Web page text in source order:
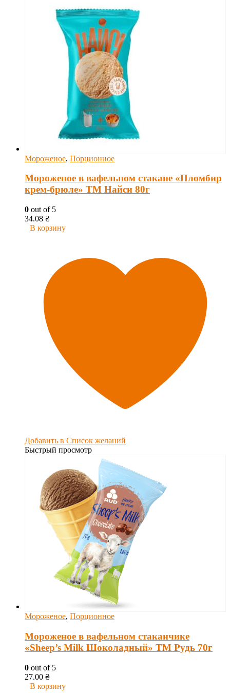
Мороженое, Порционное
Мороженое в вафельном стакане «Пломбир
крем-брюле» ТМ Найси 80г
0 out of 5
34.08 ₴
В корзину
Добавить в Список желаний
Быстрый просмотр
Мороженое, Порционное
Мороженое в вафельном стаканчике
«Sheep’s Milk Шоколадный» ТМ Рудь 70г
0 out of 5
27.00 ₴
В корзину